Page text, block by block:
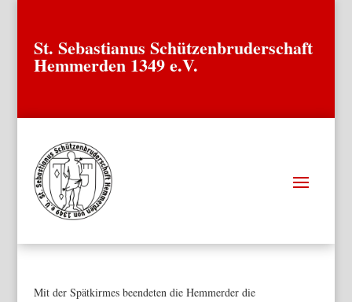
St. Sebastianus Schützenbruderschaft
Hemmerden 1349 e.V.
Mit der Spätkirmes beendeten die Hemmerder die